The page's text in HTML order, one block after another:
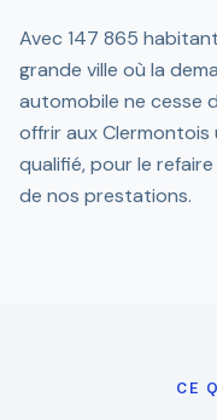
Avec 147 865
grande ville où la
automobile ne cesse
offrir aux
qualifié, pour le
de nos prestations.
CE